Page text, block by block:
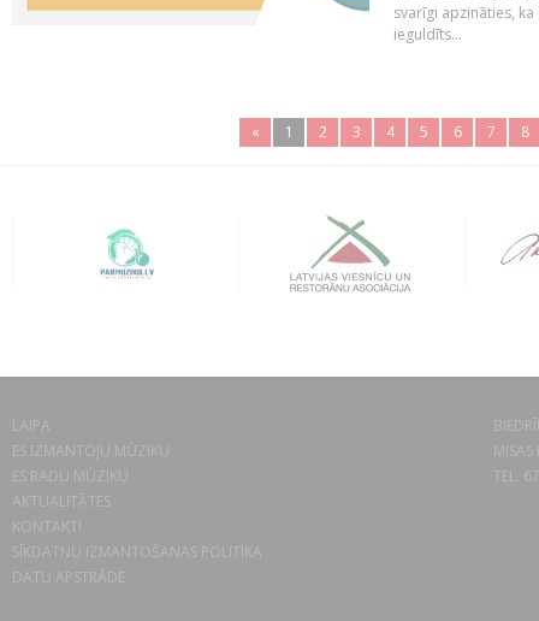
svarīgi apzināties,
ieguldīts...
« 1 2 3 4 5 6 7 8
LAIPA
ES IZMANTOJU MŪZIKU
ES RADU MŪZIKU
AKTUALITĀTES
KONTAKTI
SĪKDATŅU IZMANTOŠANAS POLITIKA
DATU APSTRĀDE
TEL.